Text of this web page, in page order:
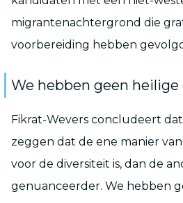
migrantenachtergrond die
voorbereiding hebben
We hebben geen heilige
Fikrat-Wevers concludeert
zeggen dat de ene manier
voor de diversiteit is, dan de
genuanceerder. We hebben